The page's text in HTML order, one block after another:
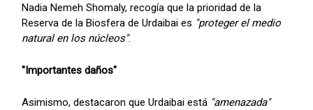
Nadia Nemeh Shomaly, recogía que la prioridad de la
Reserva de la Biosfera de Urdaibai es "proteger el medio
natural en los núcleos".
"Importantes daños"
Asimismo, destacaron que Urdaibai está "amenazada"